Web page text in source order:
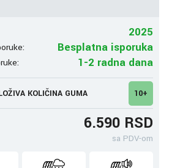
2025
Besplatna isporuka
1-2 radna dana
KOLIČINA GUMA 10+
6.590 RSD
sa PDV-om